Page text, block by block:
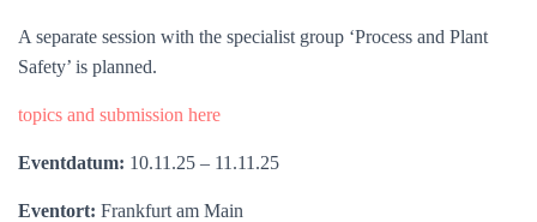
A separate session with the specialist group ‘Process and Plant
Safety’ is planned.
topics and submission here
Eventdatum: 10.11.25 – 11.11.25
Eventort: Frankfurt am Main